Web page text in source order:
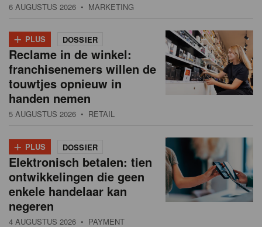
6 AUGUSTUS 2026 • MARKETING
+ PLUS DOSSIER
Reclame in de winkel:
franchisenemers willen de
touwtjes opnieuw in
handen nemen
5 AUGUSTUS 2026 • RETAIL
+ PLUS DOSSIER
Elektronisch betalen: tien
ontwikkelingen die geen
enkele handelaar kan
negeren
4 AUGUSTUS 2026 • PAYMENT